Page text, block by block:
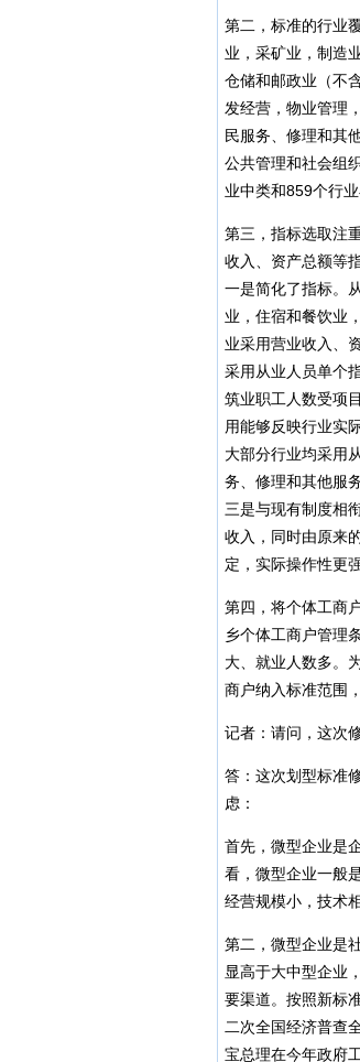
第二，标准的行业
业，采矿业，制造
仓储和邮政业（不
发经营，物业管理
民服务、修理和其
公共管理和社会组
业中类和859个行业
第三，指标选取注
收入、资产总额等
一是简化了指标。
业，住宿和餐饮业
业采用营业收入、
采用从业人员单个
筑业职工人数受项
用能够反映行业实
大部分行业均采用
务、修理和其他服
三是与现有制度相
收入，同时由原来
定，实际操作性更强
第四，将个体工商
乡个体工商户管理
大、就业人数多。
商户纳入标准范围
记者：请问，这次
答：这次划型标准
虑：
首先，微型企业是
看，微型企业一般
经营规模小，技术
第二，微型企业是
显高于大中型企业
要渠道。按照新标
二次全国经济普查
宝总理在今年政府